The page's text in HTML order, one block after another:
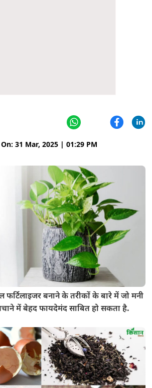
31 Mar, 2025 | 01:29 PM
बनाने के तरीकों के बारे में जो मनी
में बेहद फायदेमंद साबित हो सकता है.